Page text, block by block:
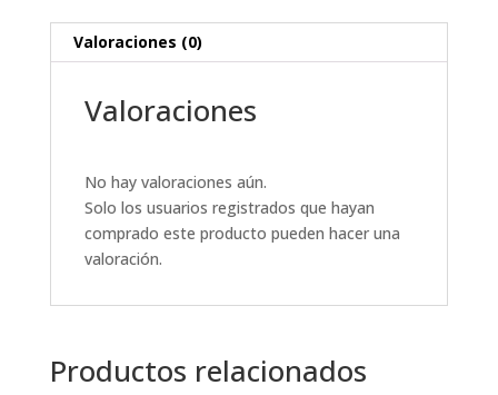
Valoraciones (0)
Valoraciones
No hay valoraciones aún.
Solo los usuarios registrados que hayan
comprado este producto pueden hacer una
valoración.
Productos relacionados